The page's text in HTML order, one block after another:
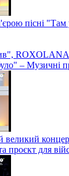
пісні "Там
ROXOLANA
– Музичні
проєкт для